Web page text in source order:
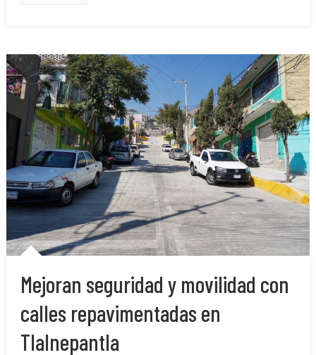
Mejoran seguridad y movilidad con
calles repavimentadas en
Tlalnepantla